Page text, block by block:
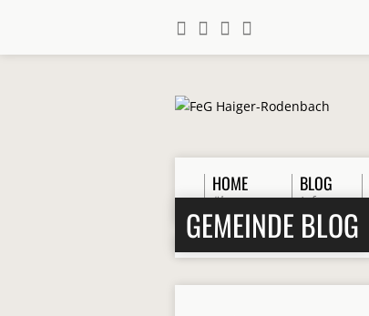
HOME
über uns
BLOG
Infos
GEMEINDE BLOG
Home> Beiträge > Allgemein>